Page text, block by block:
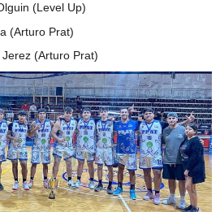
(Level Up)
(Arturo Prat)
(Arturo Prat)